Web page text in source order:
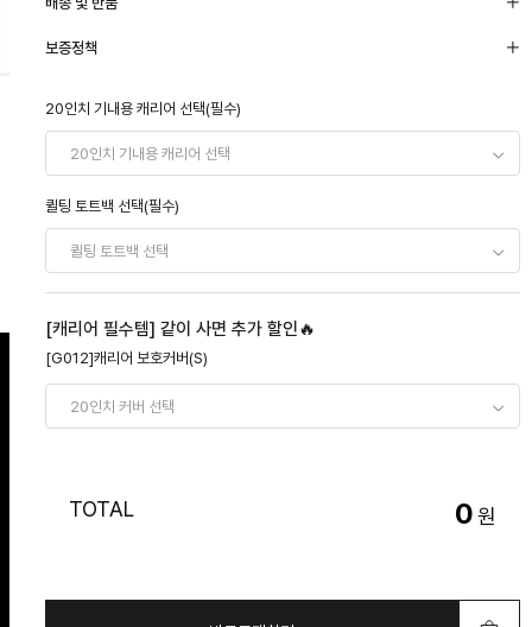
보증정책
20인치 기내용 캐리어 선택(필수)
퀼팅 토트백 선택(필수)
[캐리어 필수템] 같이 사면 추가 할인🔥
[G012]캐리어 보호커버(S)
TOTAL 0원